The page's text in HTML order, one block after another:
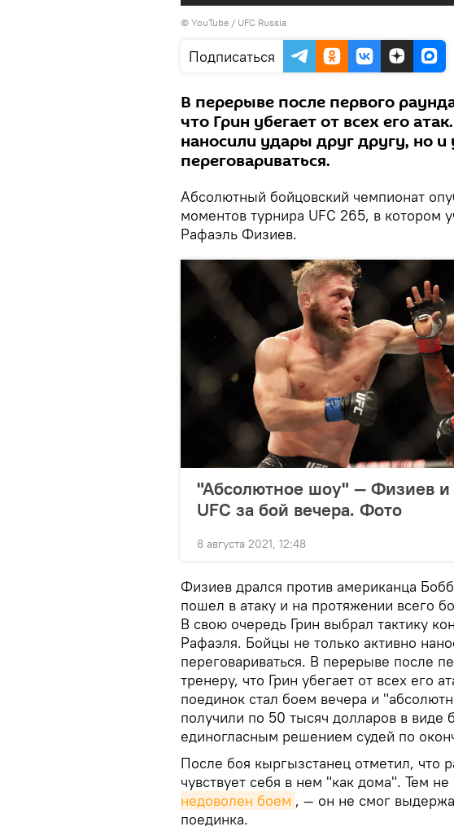
© YouTube / UFC Russia
Подписаться
В перерыве после первого
что Грин убегает от всех его
наносили удары друг другу, но и
переговариваться.
Абсолютный бойцовский чемпионат
моментов турнира UFC 265, в котором
Рафаэль Физиев.
"Абсолютное шоу" — Физиев и
UFC за бой вечера. Фото
8 августа 2021, 12:48
Физиев дрался против американца
пошел в атаку и на протяжении всего
В свою очередь Грин выбрал тактику
Рафаэля. Бойцы не только активно
переговариваться. В перерыве после
тренеру, что Грин убегает от всех его
поединок стал боем вечера и
получили по 50 тысяч долларов в виде
единогласным решением судей по
После боя кыргызстанец отметил, что
чувствует себя в нем "как дома". Тем
недоволен боем , — он не смог
поединка.